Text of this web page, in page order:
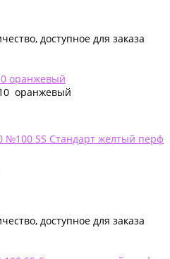
доступное для заказа
оранжевый
оранжевый
доступное для заказа